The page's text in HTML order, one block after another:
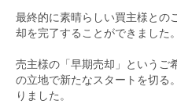
最終的に素晴らしい買主様との
却を完了することができました。
売主様の「早期売却」というご
の立地で新たなスタートを切る
りました。